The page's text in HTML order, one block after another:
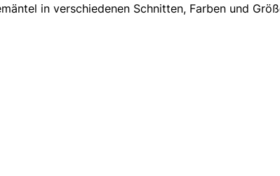
in verschiedenen Schnitten, Farben und